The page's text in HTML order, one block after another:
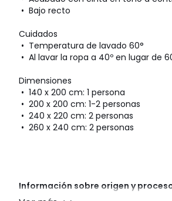
• Bajo recto
Cuidados
• Temperatura de lavado 60°
• Al lavar la ropa a 40º en lugar de
Dimensiones
• 140 x 200 cm: 1 persona
• 200 x 200 cm: 1-2 personas
• 240 x 220 cm: 2 personas
• 260 x 240 cm: 2 personas
Información sobre origen y
• Origen de fabricación (tejido,